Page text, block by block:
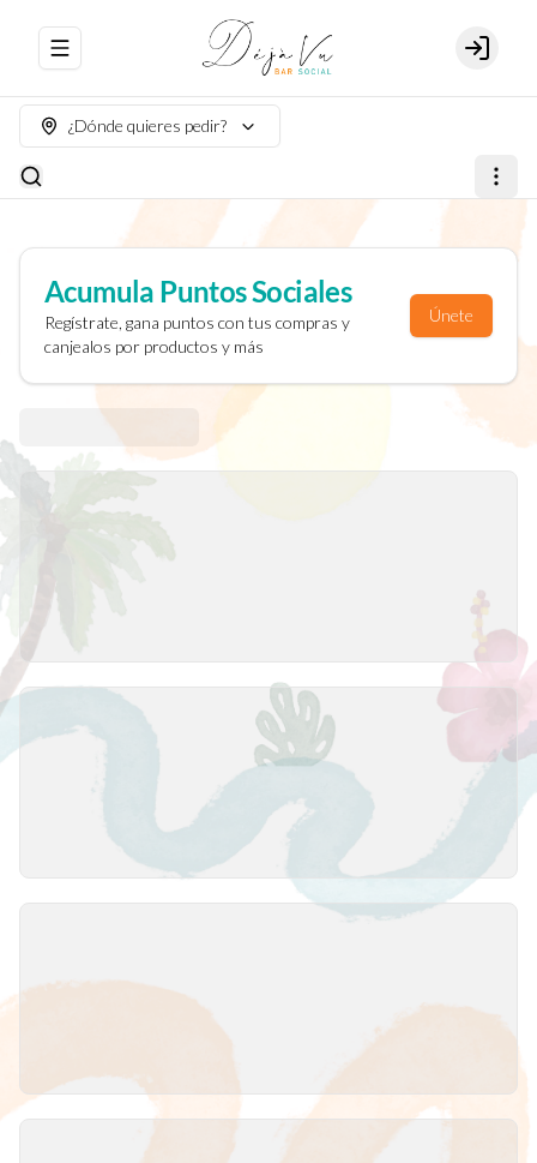
Abrir menu de navegación Login
¿Dónde quieres pedir?
Acumula Puntos Sociales
Regístrate, gana puntos con tus compras y
canjealos por productos y más
Únete